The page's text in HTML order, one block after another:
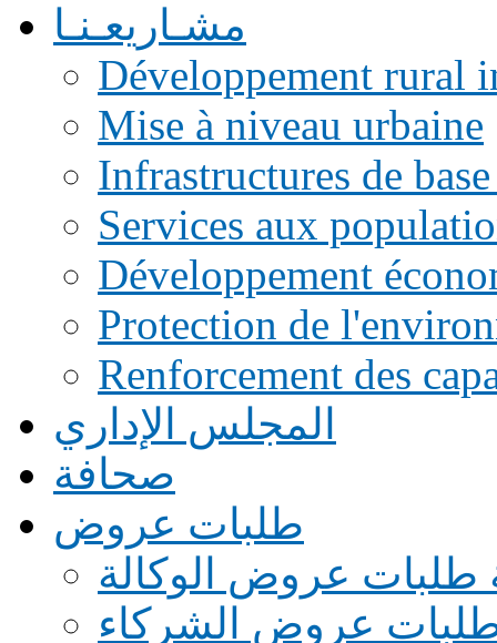
مشـاريعـنـا
Développement rural
Mise à niveau urbaine
Infrastructures de
Services aux
Développement
Protection de
Renforcement des
المجلس الإداري
صحافة
طلبات عروض
طلبات عروض الوكالة
طلبات عروض الشركاء